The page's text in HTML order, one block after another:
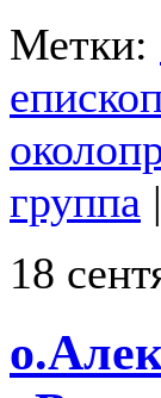
Метки:
группа |
18